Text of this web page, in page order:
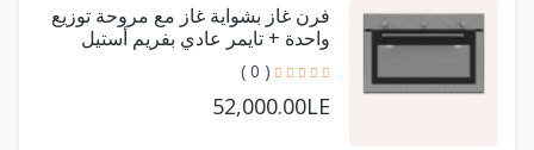
فرن غاز بشواية غاز مع مروحة توزيع
واحدة + تايمر عادي بفريم أستيل
حرف يو 90 سم
( 0 )
52,000.00LE